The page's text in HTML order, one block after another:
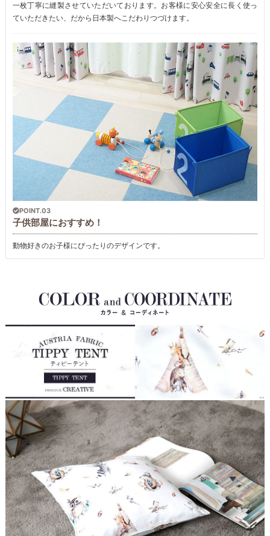
一枚丁寧に縫製させていただいております。お客様に安心安全に長く使っ
ていただきたい、だから日本製へこだわりつづけます。
POINT.03
子供部屋におすすめ！
動物好きのお子様にぴったりのデザインです。